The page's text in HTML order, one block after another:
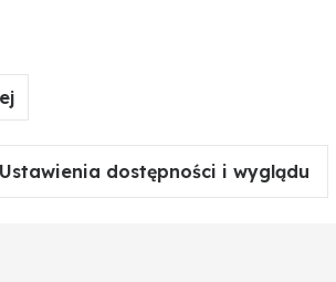
maks. (bar): 10
Ustawienia dostępności i wyglądu